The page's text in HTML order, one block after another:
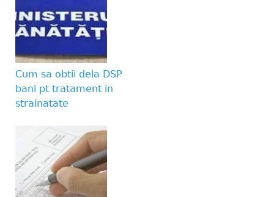
Cum sa obtii dela DSP
bani pt tratament in
strainatate